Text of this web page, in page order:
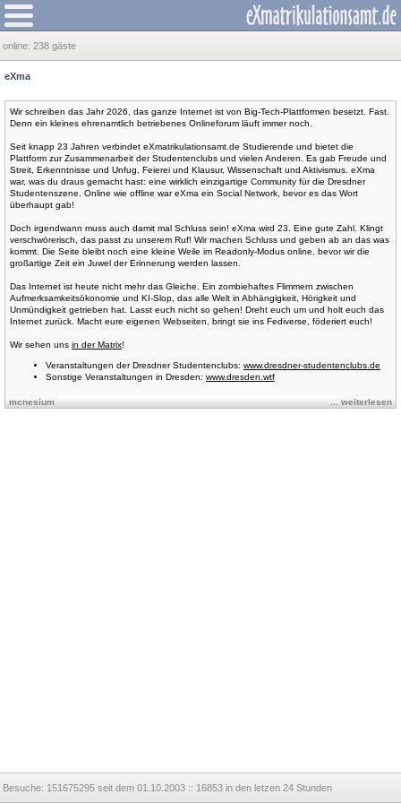
online: 238 gäste
eXma
Wir schreiben das Jahr 2026, das ganze Internet ist von Big-Tech-Plattformen besetzt. Fast.
Denn ein kleines ehrenamtlich betriebenes Onlineforum läuft immer noch.
Seit knapp 23 Jahren verbindet eXmatrikulationsamt.de Studierende und bietet die
Plattform zur Zusammenarbeit der Studentenclubs und vielen Anderen. Es gab Freude und
Streit, Erkenntnisse und Unfug, Feierei und Klausur, Wissenschaft und Aktivismus. eXma
war, was du draus gemacht hast: eine wirklich einzigartige Community für die Dresdner
Studentenszene. Online wie offline war eXma ein Social Network, bevor es das Wort
überhaupt gab!
Doch irgendwann muss auch damit mal Schluss sein! eXma wird 23. Eine gute Zahl. Klingt
verschwörerisch, das passt zu unserem Ruf! Wir machen Schluss und geben ab an das was
kommt. Die Seite bleibt noch eine kleine Weile im Readonly-Modus online, bevor wir die
großartige Zeit ein Juwel der Erinnerung werden lassen.
Das Internet ist heute nicht mehr das Gleiche. Ein zombiehaftes Flimmern zwischen
Aufmerksamkeitsökonomie und KI-Slop, das alle Welt in Abhängigkeit, Hörigkeit und
Unmündigkeit getrieben hat. Lasst euch nicht so gehen! Dreht euch um und holt euch das
Internet zurück. Macht eure eigenen Webseiten, bringt sie ins Fediverse, föderiert euch!
Wir sehen uns in der Matrix!
Veranstaltungen der Dresdner Studentenclubs: www.dresdner-studentenclubs.de
Sonstige Veranstaltungen in Dresden: www.dresden.wtf
mcnesium ... weiterlesen
Besuche: 151675295 seit dem 01.10.2003 :: 16853 in den letzen 24 Stunden